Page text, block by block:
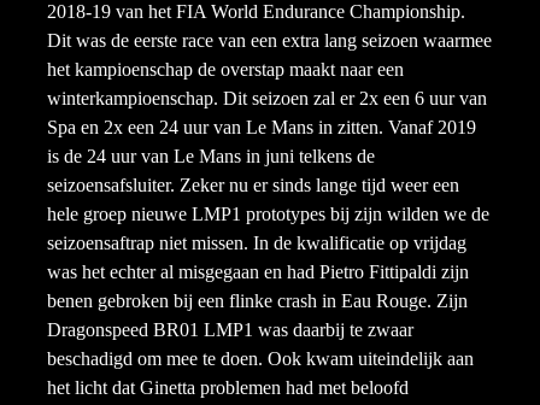
2018-19 van het FIA World Endurance Championship.
Dit was de eerste race van een extra lang seizoen waarmee
het kampioenschap de overstap maakt naar een
winterkampioenschap. Dit seizoen zal er 2x een 6 uur van
Spa en 2x een 24 uur van Le Mans in zitten. Vanaf 2019
is de 24 uur van Le Mans in juni telkens de
seizoensafsluiter. Zeker nu er sinds lange tijd weer een
hele groep nieuwe LMP1 prototypes bij zijn wilden we de
seizoensaftrap niet missen. In de kwalificatie op vrijdag
was het echter al misgegaan en had Pietro Fittipaldi zijn
benen gebroken bij een flinke crash in Eau Rouge. Zijn
Dragonspeed BR01 LMP1 was daarbij te zwaar
beschadigd om mee te doen. Ook kwam uiteindelijk aan
het licht dat Ginetta problemen had met beloofd